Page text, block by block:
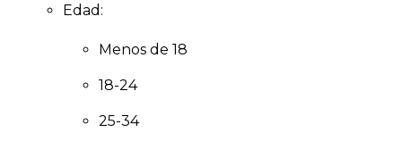
Edad:
Menos de 18
18-24
25-34